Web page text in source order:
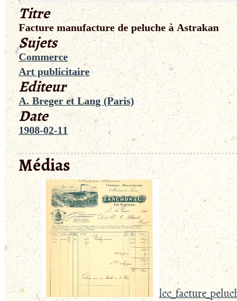
Titre
Facture manufacture de peluche à Astrakan
Sujets
Commerce
Art publicitaire
Editeur
A. Breger et Lang (Paris)
Date
1908-02-11
Médias